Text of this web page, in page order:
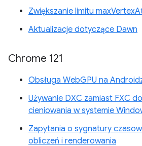
Zwiększanie limitu
Aktualizacje dotyczące Dawn
Chrome 121
Obsługa WebGPU na
Używanie DXC zamiast FXC
cieniowania w systemie
Zapytania o sygnatury
obliczeń i renderowania